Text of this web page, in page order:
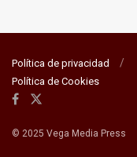
Política de privacidad
Política de Cookies
© 2025 Vega Media Press